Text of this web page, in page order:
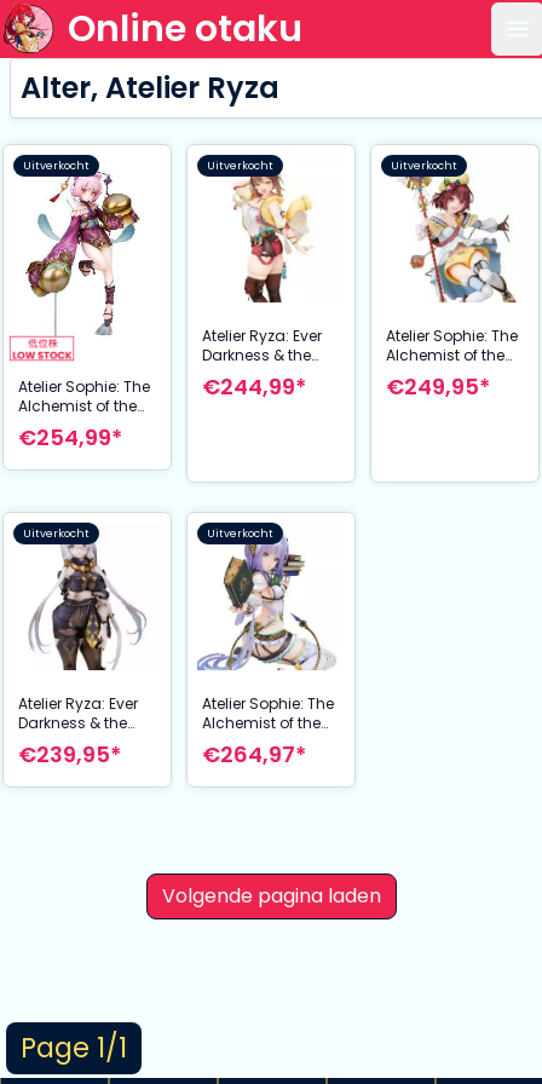
Online otaku
Page 1/1
Alter, Atelier Ryza
Uitverkocht
Atelier Sophie: The
Alchemist of the
Mysterious Book
PVC Statue 1/7
€254,99*
Uitverkocht
Atelier Ryza: Ever
Darkness & the
Secret Hideout
PVC Statue 1/7
€244,99*
Uitverkocht
Atelier Sophie: The
Alchemist of the
Mysterious Book
PVC Statue 1/7
€249,95*
Uitverkocht
Atelier Ryza: Ever
Darkness & the
Secret Hideout
PVC Statue 1/7 Lila
€239,95*
Uitverkocht
Atelier Sophie: The
Alchemist of the
Mysterious Book
PVC Statue 1/7
€264,97*
Volgende pagina laden